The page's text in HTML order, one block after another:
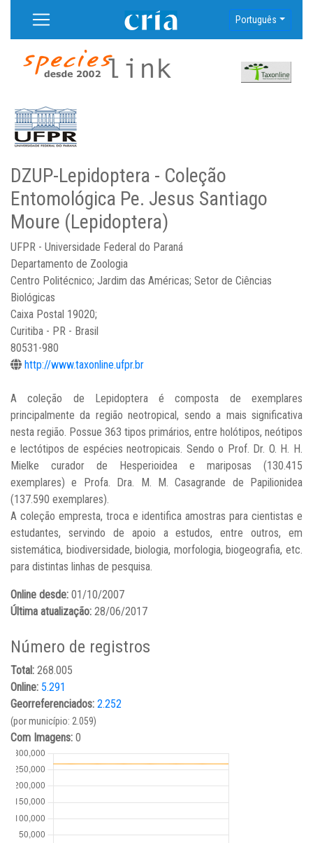
Português
DZUP-Lepidoptera - Coleção
Entomológica Pe. Jesus Santiago
Moure (Lepidoptera)
UFPR - Universidade Federal do Paraná
Departamento de Zoologia
Centro Politécnico; Jardim das Américas; Setor de Ciências
Biológicas
Caixa Postal 19020;
Curitiba - PR - Brasil
80531-980
http://www.taxonline.ufpr.br
A coleção de Lepidoptera é composta de exemplares
principalmente da região neotropical, sendo a mais significativa
nesta região. Possue 363 tipos primários, entre holótipos, neótipos
e lectótipos de espécies neotropicais. Sendo o Prof. Dr. O. H. H.
Mielke curador de Hesperioidea e mariposas (130.415
exemplares) e Profa. Dra. M. M. Casagrande de Papilionidea
(137.590 exemplares).
A coleção empresta, troca e identifica amostras para cientistas e
estudantes, servindo de apoio a estudos, entre outros, em
sistemática, biodiversidade, biologia, morfologia, biogeografia, etc.
para distintas linhas de pesquisa.
Online desde: 01/10/2007
Última atualização: 28/06/2017
Número de registros
Total: 268.005
Online: 5.291
Georreferenciados: 2.252
(por município: 2.059)
Com Imagens: 0